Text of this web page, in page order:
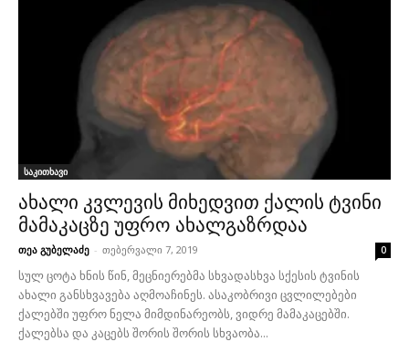
საკითხავი
ახალი კვლევის მიხედვით ქალის ტვინი
მამაკაცზე უფრო ახალგაზრდაა
თეა გუბელაძე - თებერვალი 7, 2019 0
სულ ცოტა ხნის წინ, მეცნიერებმა სხვადასხვა სქესის ტვინის
ახალი განსხვავება აღმოაჩინეს. ასაკობრივი ცვლილებები
ქალებში უფრო ნელა მიმდინარეობს, ვიდრე მამაკაცებში.
ქალებსა და კაცებს შორის შორის სხვაობა...